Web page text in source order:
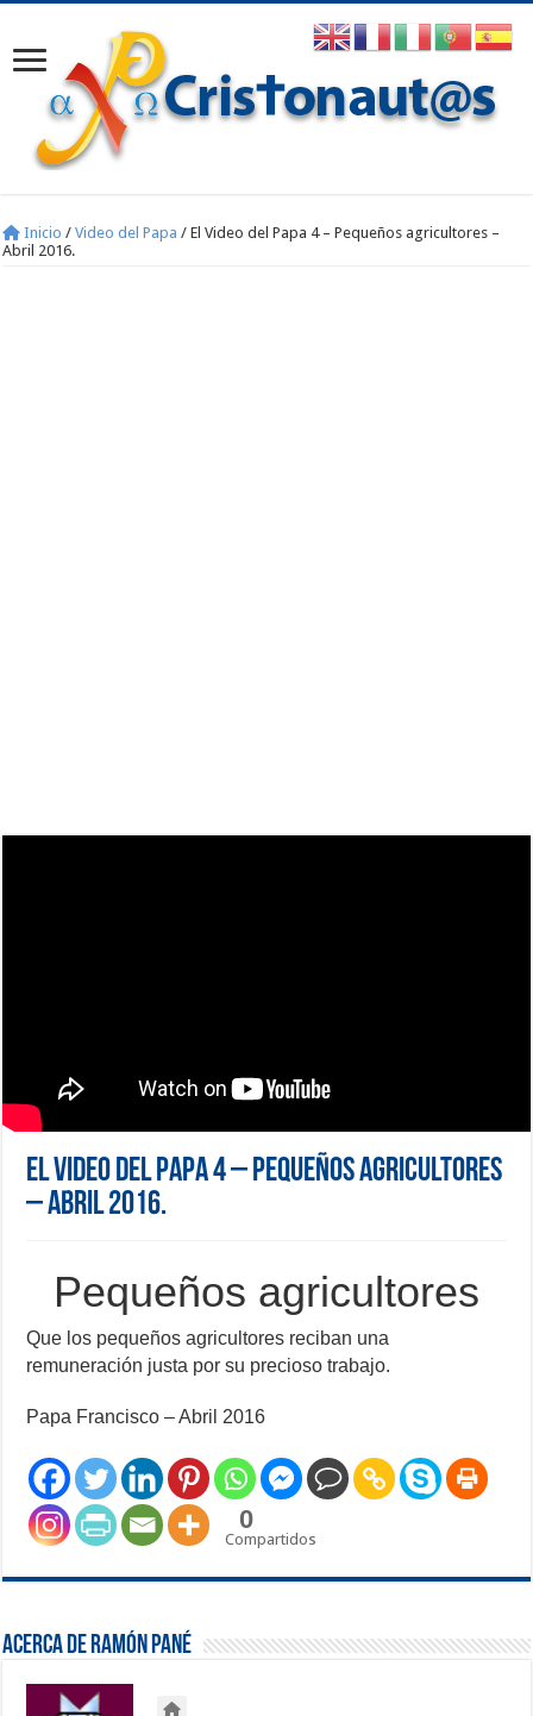
Inicio / Video del Papa / El Video del Papa 4 – Pequeños agricultores –
Abril 2016.
El Video del Papa 4 – Pequeños agricultores
– Abril 2016.
Pequeños agricultores
Que los pequeños agricultores reciban una
remuneración justa por su precioso trabajo.
Papa Francisco – Abril 2016
0
Compartidos
Acerca de Ramón Pané